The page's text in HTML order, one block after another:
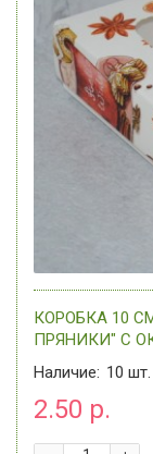
КОРОБКА 10
ПРЯНИКИ" С
Наличие: 10 шт.
2.50 р.